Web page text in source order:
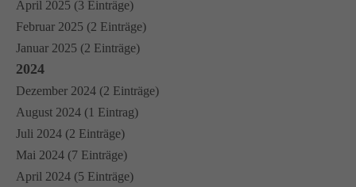
April 2025 (3 Einträge)
Februar 2025 (2 Einträge)
Januar 2025 (2 Einträge)
2024
Dezember 2024 (2 Einträge)
August 2024 (1 Eintrag)
Juli 2024 (2 Einträge)
Mai 2024 (7 Einträge)
April 2024 (5 Einträge)